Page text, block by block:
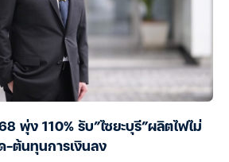
พุ่ง 110% รับ”ไซยะบุรี”ผลิตไฟไม่
-ต้นทุนการเงินลง